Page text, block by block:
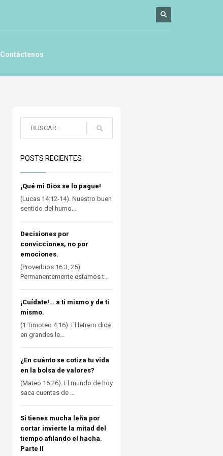
Contáctenos
POSTS RECIENTES
¡Qué mi Dios se lo pague!
(Lucas 14:12-14). Nuestro buen
sentido del humo...
Decisiones por
convicciones, no por
emociones.
(Proverbios 16:3, 25)
Permanentemente estamos t...
¡Cuídate!… a ti mismo y de ti
mismo.
(1 Timoteo 4:16). El letrero dice
en grandes le...
¿En cuánto se cotiza tu vida
en la bolsa de valores?
(Mateo 16:26). El mundo de hoy
saca cuentas de ...
Si tienes mucha leña por
cortar invierte la mitad del
tiempo afilando el hacha.
Parte II